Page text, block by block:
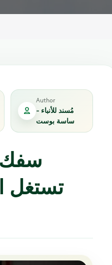
Author
مُسند للأنباء -
ساسة بوست
سفك
تستغل